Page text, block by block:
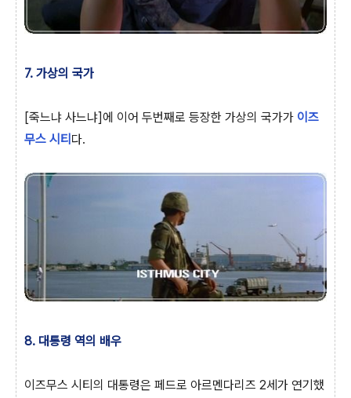
7. 가상의 국가
[죽느냐 사느냐]에 이어 두번째로 등장한 가상의 국가가 이즈
무스 시티 다.
8. 대통령 역의 배우
이즈무스 시티의 대통령은 페드로 아르멘다리즈 2세가 연기했